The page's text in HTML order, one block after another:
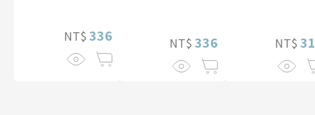
NT$ 336 NT$ 336 NT$